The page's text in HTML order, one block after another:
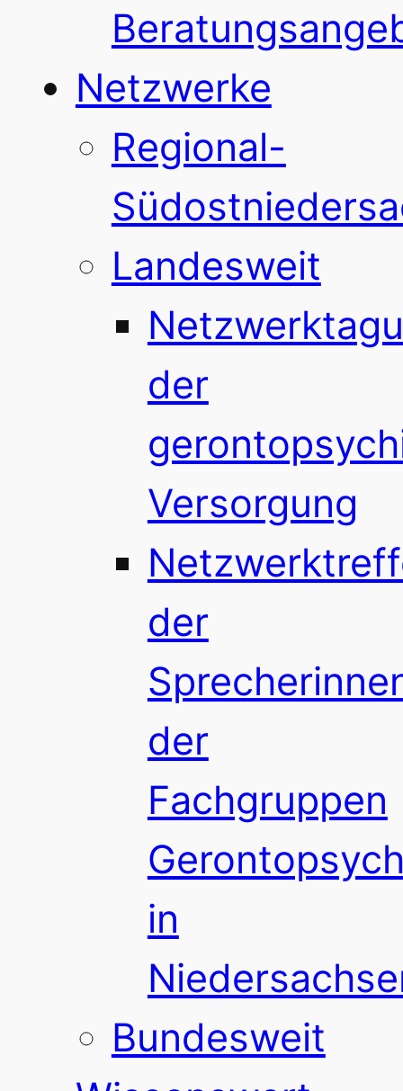
Netzwerke
Regional-
Landesweit
der
Versorgung
der
der
Fachgruppen
in
Bundesweit